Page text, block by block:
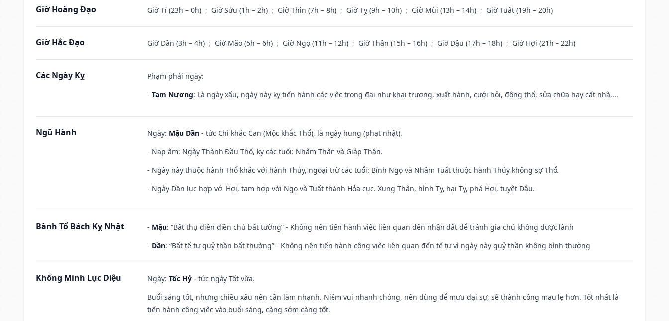
Giờ Hoàng Đạo Giờ Tí (23h – 0h) ; Giờ Sửu (1h – 2h) ; Giờ Thìn (7h – 8h) ; Giờ Tỵ (9h – 10h) ; Giờ Mùi (13h – 14h) ; Giờ Tuất (19h – 20h)
Giờ Hắc Đạo Giờ Dần (3h – 4h) ; Giờ Mão (5h – 6h) ; Giờ Ngọ (11h – 12h) ; Giờ Thân (15h – 16h) ; Giờ Dậu (17h – 18h) ; Giờ Hợi (21h – 22h)
Các Ngày Kỵ
Phạm phải ngày:
- Tam Nương: Là ngày xấu, ngày này kỵ tiến hành các việc trọng đại như khai trương, xuất hành, cưới hỏi, động thổ, sửa chữa hay cất nhà,...
Ngũ Hành Ngày: Mậu Dần - tức Chi khắc Can (Mộc khắc Thổ), là ngày hung (phạt nhật).
- Nạp âm: Ngày Thành Đầu Thổ, kỵ các tuổi: Nhâm Thân và Giáp Thân.
- Ngày này thuộc hành Thổ khắc với hành Thủy, ngoại trừ các tuổi: Bính Ngọ và Nhâm Tuất thuộc hành Thủy không sợ Thổ.
- Ngày Dần lục hợp với Hợi, tam hợp với Ngọ và Tuất thành Hỏa cục. Xung Thân, hình Tỵ, hại Tỵ, phá Hợi, tuyệt Dậu.
Bành Tổ Bách Kỵ Nhật - Mậu: “Bất thụ điền điền chủ bất tường” - Không nên tiến hành việc liên quan đến nhận đất để tránh gia chủ không được lành
- Dần: “Bất tế tự quỷ thần bất thường” - Không nên tiến hành công việc liên quan đến tế tự vì ngày này quỷ thần không bình thường
Khổng Minh Lục Diệu Ngày: Tốc Hỷ - tức ngày Tốt vừa.
Buổi sáng tốt, nhưng chiều xấu nên cần làm nhanh. Niềm vui nhanh chóng, nên dùng để mưu đại sự, sẽ thành công mau lẹ hơn. Tốt nhất là
tiến hành công việc vào buổi sáng, càng sớm càng tốt.